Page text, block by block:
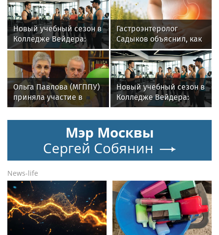
Новый учебный сезон в
Колледже Вейдера:
стартовали очные
программы подготовки
фитнес-тренеров и
специалистов
индустрии здоровья
Гастроэнтеролог
Садыков объяснил, как
амброзия может влиять
на ЖКТ
Ольга Павлова (МГППУ)
приняла участие в
научном семинаре
Кавказа в Музее
антропологии и
этнологии РАН
Новый учебный сезон в
Колледже Вейдера:
стартовали очные
специалистов
индустрии здоровья
Мэр Москвы
Сергей Собянин
News-life